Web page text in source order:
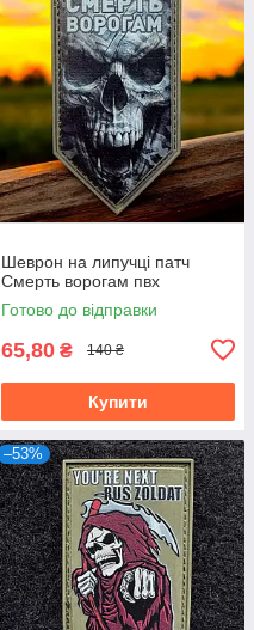
Шеврон на липучці патч
Смерть ворогам пвх
Готово до відправки
65,80 ₴ 140 ₴
Купити
–53%